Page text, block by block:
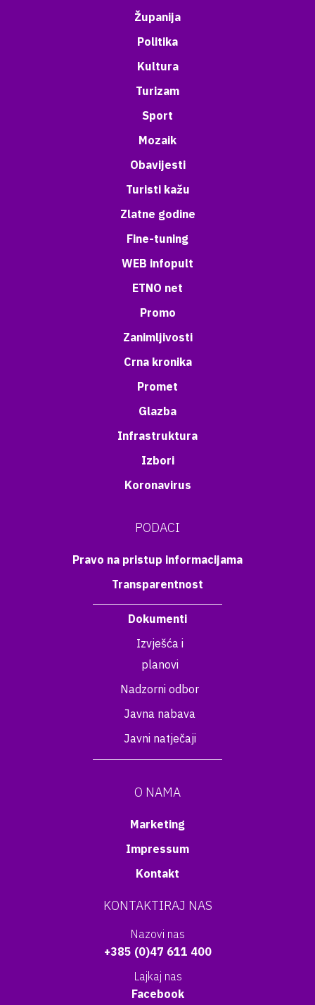
Županija
Politika
Kultura
Turizam
Sport
Mozaik
Obavijesti
Turisti kažu
Zlatne godine
Fine-tuning
WEB infopult
ETNO net
Promo
Zanimljivosti
Crna kronika
Promet
Glazba
Infrastruktura
Izbori
Koronavirus
PODACI
Pravo na pristup informacijama
Transparentnost
Dokumenti
Izvješća i
planovi
Nadzorni odbor
Javna nabava
Javni natječaji
O NAMA
Marketing
Impressum
Kontakt
KONTAKTIRAJ NAS
Nazovi nas
+385 (0)47 611 400
Lajkaj nas
Facebook